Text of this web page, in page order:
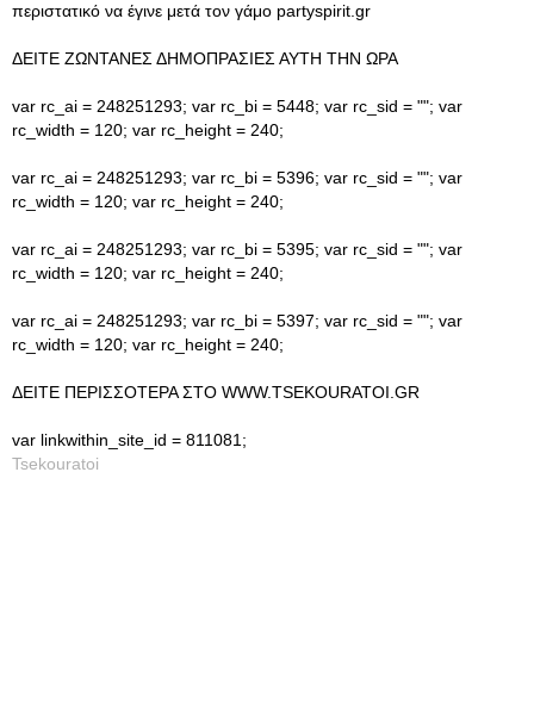
περιστατικό να έγινε μετά τον γάμο partyspirit.gr
ΔΕΙΤΕ ΖΩΝΤΑΝΕΣ ΔΗΜΟΠΡΑΣΙΕΣ ΑΥΤΗ ΤΗΝ ΩΡΑ
var rc_ai = 248251293; var rc_bi = 5448; var rc_sid = ""; var
rc_width = 120; var rc_height = 240;
var rc_ai = 248251293; var rc_bi = 5396; var rc_sid = ""; var
rc_width = 120; var rc_height = 240;
var rc_ai = 248251293; var rc_bi = 5395; var rc_sid = ""; var
rc_width = 120; var rc_height = 240;
var rc_ai = 248251293; var rc_bi = 5397; var rc_sid = ""; var
rc_width = 120; var rc_height = 240;
ΔΕΙΤΕ ΠΕΡΙΣΣΟΤΕΡΑ ΣΤΟ WWW.TSEKOURATOI.GR
var linkwithin_site_id = 811081;
Tsekouratoi